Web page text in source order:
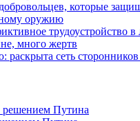
которые
оружию
трудоустройство в
много жертв
раскрыта сеть